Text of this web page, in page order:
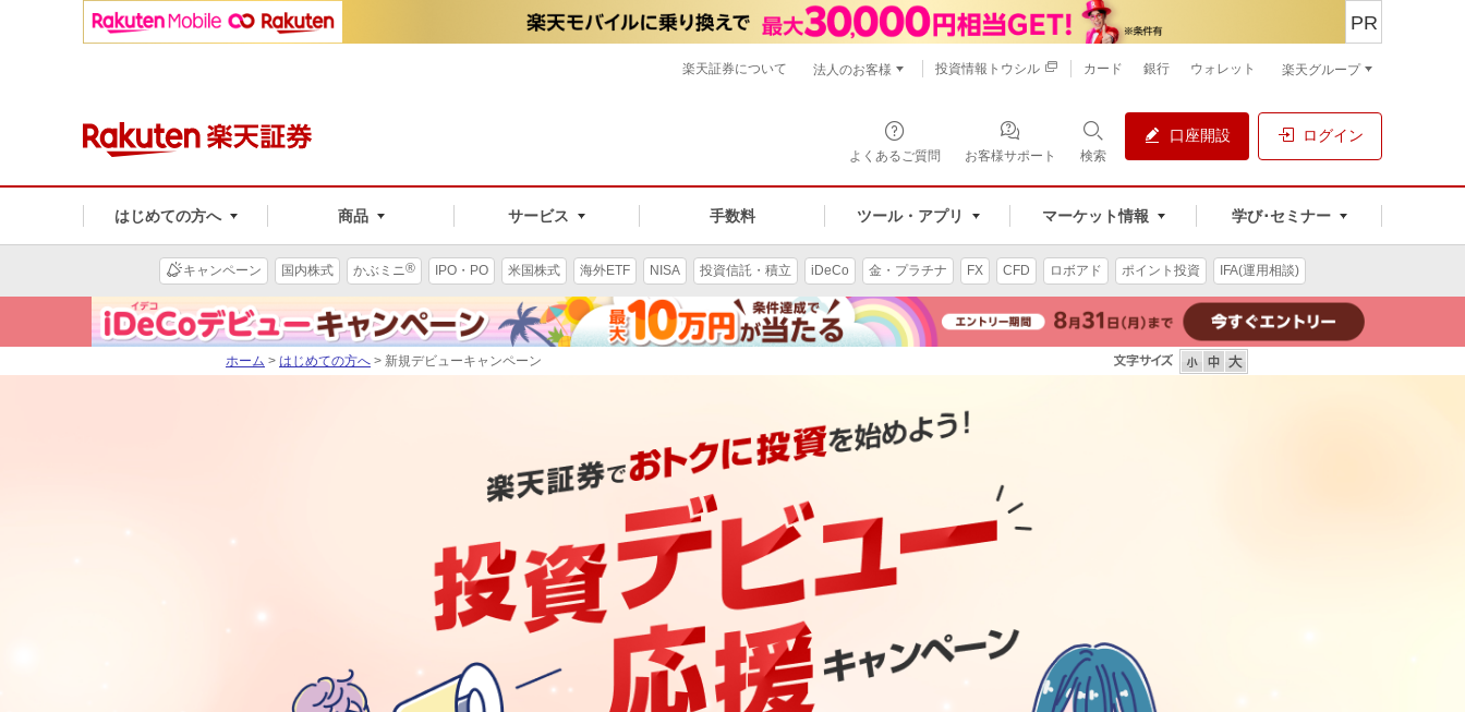
よくあるご質問 お客様サポート 検索
口座開設 ログイン
はじめての方へ 商品 サービス 手数料 ツール・アプリ マーケット情報 学び･セミナー
PR
楽天証券について 法人のお客様 投資情報トウシル カード 銀行 ウォレット 楽天グループ
キャンペーン 国内株式 かぶミニ® IPO・PO 米国株式 海外ETF NISA 投資信託・積立 iDeCo 金・プラチナ FX CFD ロボアド ポイント投資 IFA(運用相談)
ホーム > はじめての方へ > 新規デビューキャンペーン